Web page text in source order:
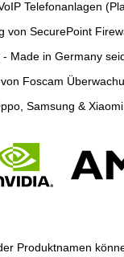
Telefonanlagen
von SecurePoint
Made in Germany
Foscam
Samsung &
Produktnamen